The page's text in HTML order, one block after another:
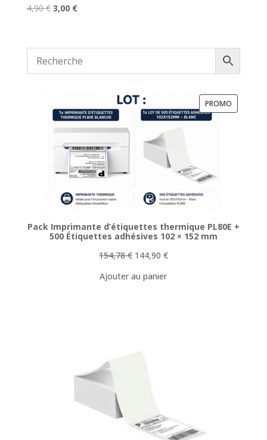
4,90€ Le
était :
4,90 €.
3,00 €Le
est :
3,00 €.
PROMO
Pack Imprimante d’étiquettes thermique PL80E +
500 Étiquettes adhésives 102 × 152 mm
154,78€ Le
initial
144,90 €Le
Ajouter au panier